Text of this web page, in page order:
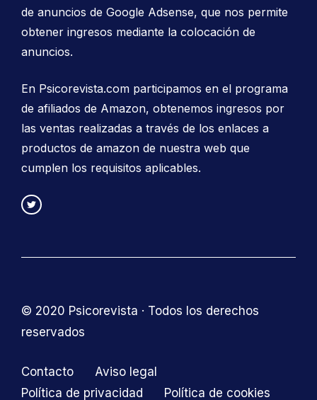
de anuncios de Google Adsense, que nos permite
obtener ingresos mediante la colocación de
anuncios.
En Psicorevista.com participamos en el programa
de afiliados de Amazon, obtenemos ingresos por
las ventas realizadas a través de los enlaces a
productos de amazon de nuestra web que
cumplen los requisitos aplicables.
© 2020 Psicorevista · Todos los derechos
reservados
Contacto
Aviso legal
Política de privacidad
Política de cookies